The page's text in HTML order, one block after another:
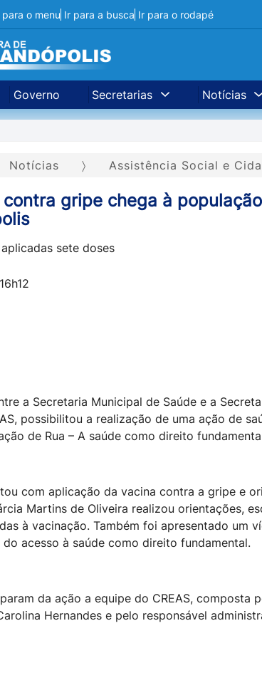
para o menu Ir para a busca Ir para o rodapé
Governo Secretarias Notícias
Notícias Assistência Social e
gripe chega à
sete doses
a Secretaria Municipal de Saúde e a
possibilitou a realização de uma ação de
de Rua – A saúde como direito
com aplicação da vacina contra a gripe e
Martins de Oliveira realizou orientações,
à vacinação. Também foi apresentado um
do acesso à saúde como direito fundamental.
da ação a equipe do CREAS, composta
Hernandes e pelo responsável